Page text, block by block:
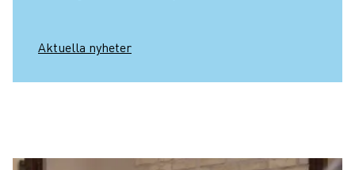
Aktuella nyheter